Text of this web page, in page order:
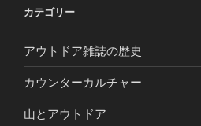
カテゴリー
アウトドア雑誌の歴史
カウンターカルチャー
山とアウトドア